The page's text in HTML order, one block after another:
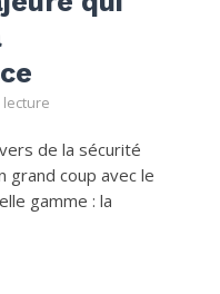
lecture
de la sécurité
grand coup avec le
gamme : la